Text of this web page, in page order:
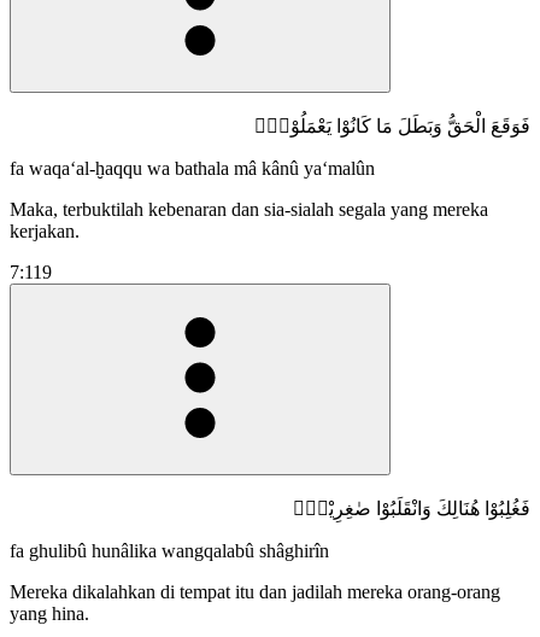
فَوَقَعَ الْحَقُّ وَبَطَلَ مَا كَانُوْا يَعْمَلُوْنَۚ
fa waqa‘al-ḫaqqu wa bathala mâ kânû ya‘malûn
Maka, terbuktilah kebenaran dan sia-sialah segala yang mereka
kerjakan.
7:119
فَغُلِبُوْا هُنَالِكَ وَانْقَلَبُوْا صٰغِرِيْنَۚ
fa ghulibû hunâlika wangqalabû shâghirîn
Mereka dikalahkan di tempat itu dan jadilah mereka orang-orang
yang hina.